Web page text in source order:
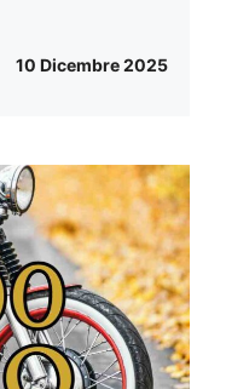
10 Dicembre 2025